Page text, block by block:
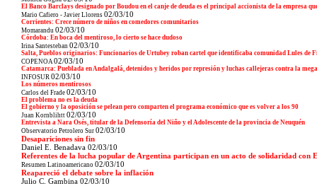
El Banco Barclays designado por Boudou en el canje de deuda es el principal accionista de la empresa
Mario Cafiero - Javier Llorens 02/03/10
Corrientes: Crece número de niños en comedores comunitarios
Momarandu 02/03/10
Córdoba: En boca del mentiroso, lo cierto se hace dudoso
Irina Santesteban 02/03/10
Salta, Pueblos originarios: Funcionarios de Urtubey roban cartel que identificaba comunidad Lules de
COPENOA02/03/10
Catamarca: Pueblada en Andalgalá, detenidos y heridos por represión y luchas callejeras contra la
INFOSUR 02/03/10
Los números mentirosos
Carlos del Frade 02/03/10
El problema no es la deuda
El gobierno y la oposición se pelean pero comparten el programa económico que es volver a los 90
Juan Kornblihtt 02/03/10
Entrevista a Nara Osés, titular de la Defensoría del Niño y el Adolescente de la provincia de Neuquén
Observatorio Petrolero Sur 02/03/10
Desapariciones sin fin
Daniel E. Benadava 02/03/10
Referentes de la lucha popular de Argentina participan en un acto de solidaridad con
Resumen Latinoamericano 02/03/10
Reapareció el debate sobre la inflación
Julio C. Gambina 02/03/10